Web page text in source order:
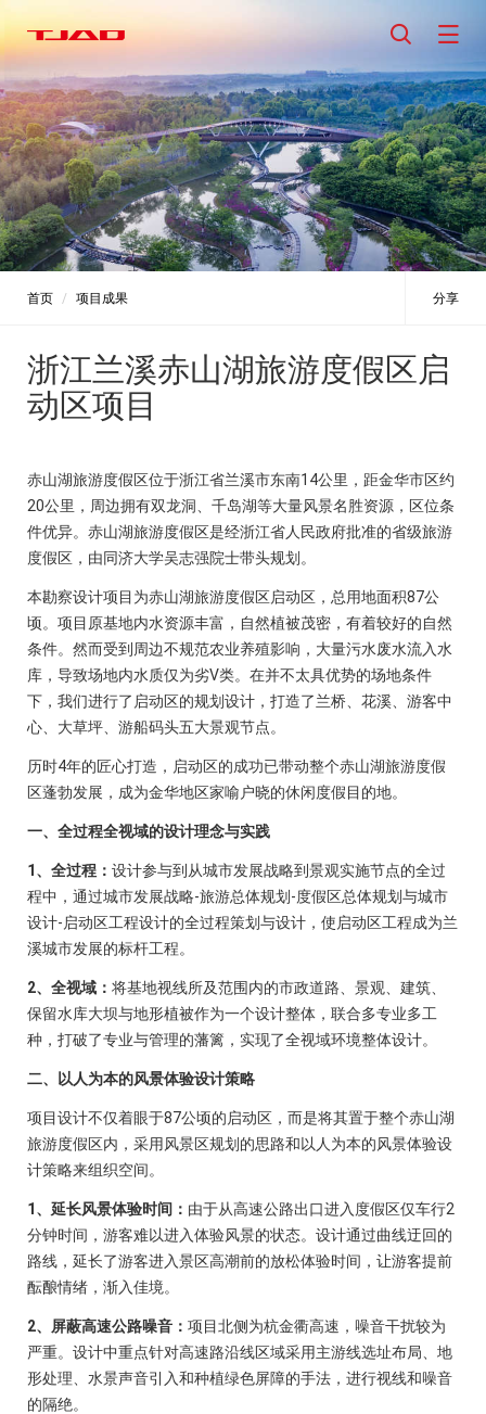
首页 项目成果 分享
浙江兰溪赤山湖旅游度假区启
动区项目
赤山湖旅游度假区位于浙江省兰溪市东南14公里，距金华市区约
20公里，周边拥有双龙洞、千岛湖等大量风景名胜资源，区位条
件优异。赤山湖旅游度假区是经浙江省人民政府批准的省级旅游
度假区，由同济大学吴志强院士带头规划。
本勘察设计项目为赤山湖旅游度假区启动区，总用地面积87公
顷。项目原基地内水资源丰富，自然植被茂密，有着较好的自然
条件。然而受到周边不规范农业养殖影响，大量污水废水流入水
库，导致场地内水质仅为劣Ⅴ类。在并不太具优势的场地条件
下，我们进行了启动区的规划设计，打造了兰桥、花溪、游客中
心、大草坪、游船码头五大景观节点。
历时4年的匠心打造，启动区的成功已带动整个赤山湖旅游度假
区蓬勃发展，成为金华地区家喻户晓的休闲度假目的地。
一、全过程全视域的设计理念与实践
1、全过程： 设计参与到从城市发展战略到景观实施节点的全过
程中，通过城市发展战略-旅游总体规划-度假区总体规划与城市
设计-启动区工程设计的全过程策划与设计，使启动区工程成为兰
溪城市发展的标杆工程。
2、全视域： 将基地视线所及范围内的市政道路、景观、建筑、
保留水库大坝与地形植被作为一个设计整体，联合多专业多工
种，打破了专业与管理的藩篱，实现了全视域环境整体设计。
二、以人为本的风景体验设计策略
项目设计不仅着眼于87公顷的启动区，而是将其置于整个赤山湖
旅游度假区内，采用风景区规划的思路和以人为本的风景体验设
计策略来组织空间。
1、延长风景体验时间： 由于从高速公路出口进入度假区仅车行2
分钟时间，游客难以进入体验风景的状态。设计通过曲线迂回的
路线，延长了游客进入景区高潮前的放松体验时间，让游客提前
酝酿情绪，渐入佳境。
2、屏蔽高速公路噪音： 项目北侧为杭金衢高速，噪音干扰较为
严重。设计中重点针对高速路沿线区域采用主游线选址布局、地
形处理、水景声音引入和种植绿色屏障的手法，进行视线和噪音
的隔绝。